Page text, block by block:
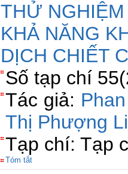
THỬ
KHẢ NĂNG
DỊCH CHIẾT
Số tạp chí
Tác giả:
Thị Phượng
Tạp chí: Tạp
Tóm tắt